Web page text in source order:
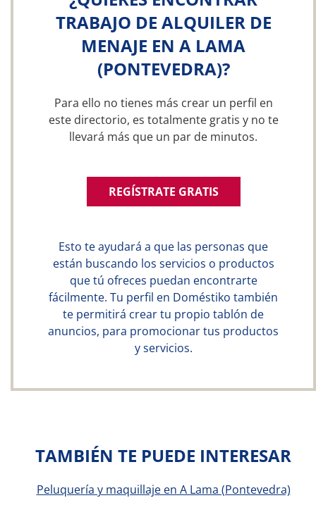
TRABAJO DE ALQUILER DE
MENAJE EN A LAMA
(PONTEVEDRA)?
Para ello no tienes más crear un perfil en
este directorio, es totalmente gratis y no te
llevará más que un par de minutos.
REGÍSTRATE GRATIS
Esto te ayudará a que las personas que
están buscando los servicios o productos
que tú ofreces puedan encontrarte
fácilmente. Tu perfil en Doméstiko también
te permitirá crear tu propio tablón de
anuncios, para promocionar tus productos
y servicios.
TAMBIÉN TE PUEDE INTERESAR
Peluquería y maquillaje en A Lama (Pontevedra)